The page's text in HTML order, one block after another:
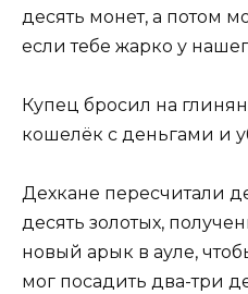
десять монет, а потом
если тебе жарко у
Купец бросил на
кошелёк с деньгами и
Дехкане пересчитали
десять золотых,
новый арык в ауле,
мог посадить два-три